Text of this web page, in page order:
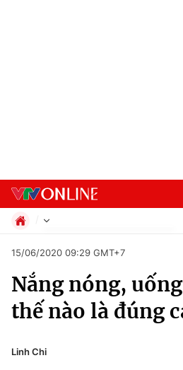
Chuyên mục
Chính trị
Xã hội
Pháp luật
Kinh tế
Thể thao
15/06/2020 09:29 GMT+7
Nắng nóng,
thế nào là đúng
Linh Chi